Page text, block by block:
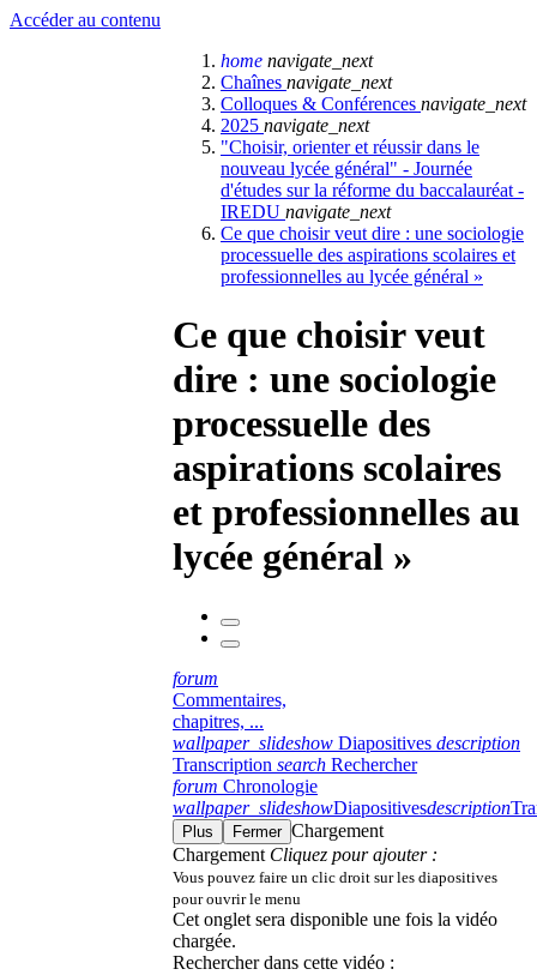
Accéder au contenu
home navigate_next
Chaînes navigate_next
Colloques & Conférences navigate_next
2025 navigate_next
"Choisir, orienter et réussir dans le
nouveau lycée général" - Journée
d'études sur la réforme du baccalauréat -
IREDU navigate_next
Ce que choisir veut dire : une sociologie
processuelle des aspirations scolaires et
professionnelles au lycée général »
Ce que choisir veut
dire : une sociologie
processuelle des
aspirations scolaires
et professionnelles au
lycée général »
forum
Commentaires,
chapitres, ...
wallpaper_slideshow Diapositives description
Transcription search Rechercher
forum Chronologie
wallpaper_slideshowDiapositivesdescription
Plus Fermer Chargement
Chargement Cliquez pour ajouter :
Vous pouvez faire un clic droit sur les diapositives
pour ouvrir le menu
Cet onglet sera disponible une fois la vidéo
chargée.
Rechercher dans cette vidéo :